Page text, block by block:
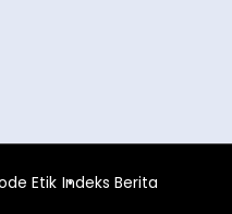
Etik Indeks Berita